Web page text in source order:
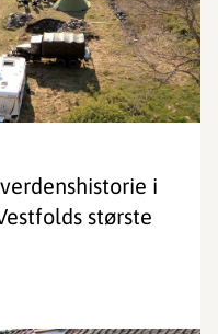
i
største